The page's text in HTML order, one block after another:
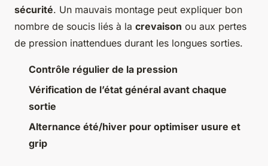
sécurité. Un mauvais montage peut expliquer bon
nombre de soucis liés à la crevaison ou aux pertes
de pression inattendues durant les longues sorties.
Contrôle régulier de la pression
Vérification de l’état général avant chaque
sortie
Alternance été/hiver pour optimiser usure et
grip